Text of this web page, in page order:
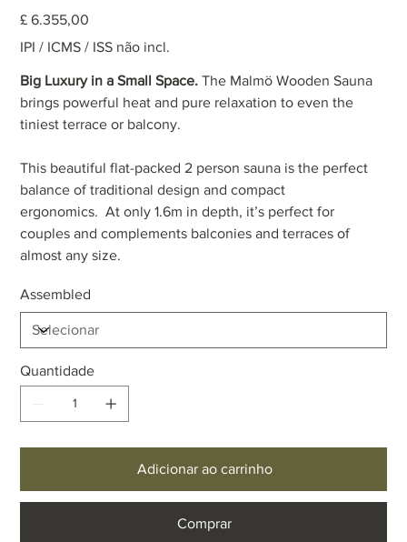
Preço
£ 6.355,00
IPI / ICMS / ISS não incl.
Big Luxury in a Small Space.The Malmö Wooden Sauna
brings powerful heat and pure relaxation to even the
tiniest terrace or balcony.
This beautiful flat-packed 2 person sauna is the perfect
balance of traditional design and compact
ergonomics. At only 1.6m in depth, it’s perfect for
couples and complements balconies and terraces of
almost any size.
Assembled
Quantidade
Adicionar ao carrinho
Comprar